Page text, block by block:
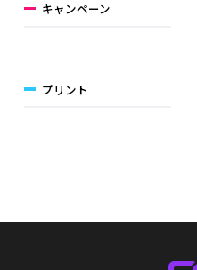
キャンペーン
プリント